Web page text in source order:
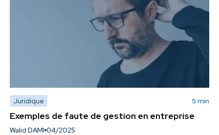
Juridique 5 min
Exemples de faute de gestion en entreprise
Walid DAMI 04/2025